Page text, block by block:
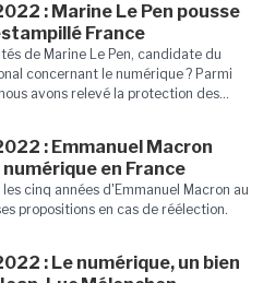
: Marine Le Pen pousse
France
de Marine Le Pen, candidate du
concernant le numérique ? Parmi
avons relevé la protection des...
: Emmanuel Macron
en France
cinq années d'Emmanuel Macron au
propositions en cas de réélection.
: Le numérique, un bien